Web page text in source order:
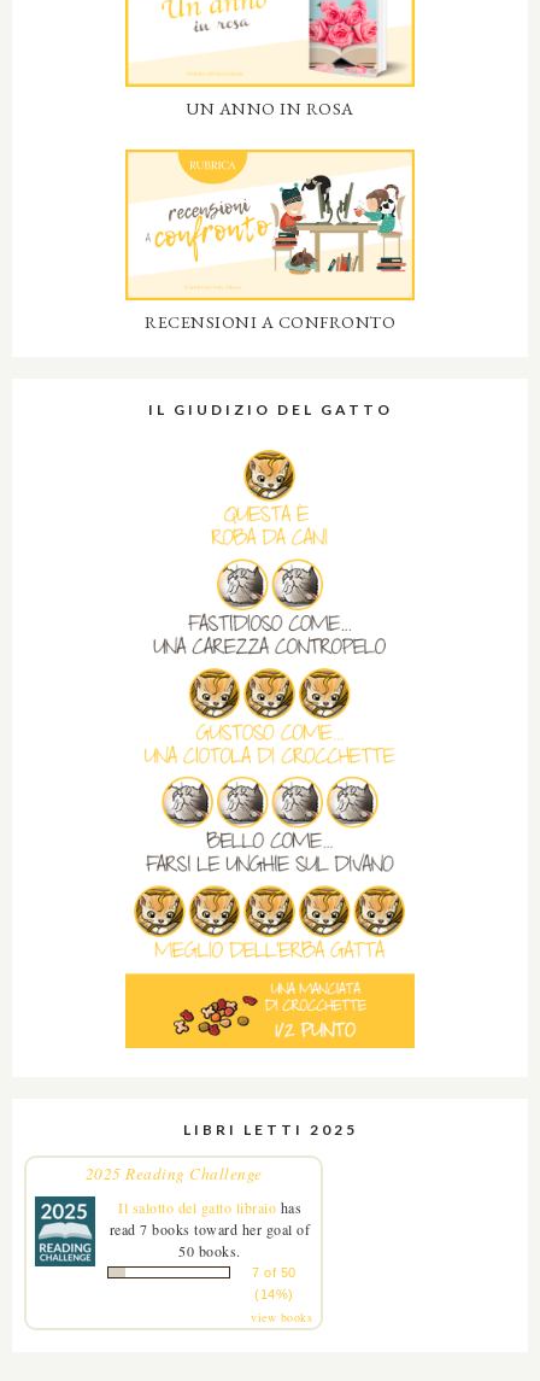
UN ANNO IN ROSA
RECENSIONI A CONFRONTO
IL GIUDIZIO DEL GATTO
LIBRI LETTI 2025
2025 Reading Challenge
Il salotto del gatto libraio has
read 7 books toward her goal of
50 books.
7 of 50
(14%)
view books